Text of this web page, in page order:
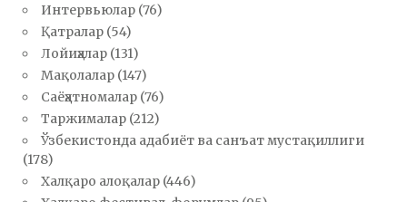
Интервьюлар (76)
Қатралар (54)
Лойиҳалар (131)
Мақолалар (147)
Саёҳатномалар (76)
Таржималар (212)
Ўзбекистонда адабиёт ва санъат мустақиллиги
(178)
Халқаро алоқалар (446)